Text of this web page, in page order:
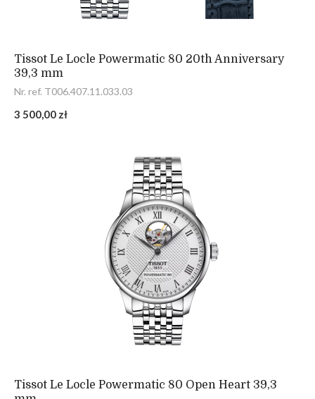
Tissot Le Locle Powermatic 80 20th Anniversary
39,3 mm
Nr. ref. T006.407.11.033.03
3 500,00 zł
Tissot Le Locle Powermatic 80 Open Heart 39,3